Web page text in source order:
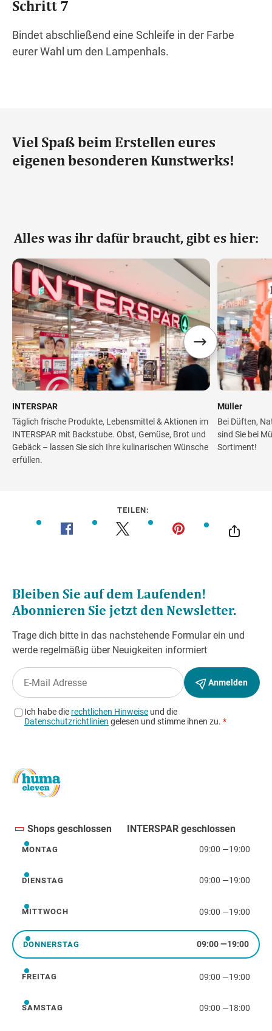
Schritt 7
Bindet abschließend eine Schleife in der Farbe
eurer Wahl um den Lampenhals.
Viel Spaß beim Erstellen eures
eigenen besonderen Kunstwerks!
Alles was ihr dafür braucht, gibt es hier:
INTERSPAR
Täglich frische Produkte, Lebensmittel & Aktionen im
INTERSPAR mit Backstube. Obst, Gemüse, Brot und
Gebäck – lassen Sie sich Ihre kulinarischen Wünsche
erfüllen.
Müller
Bei Düften,
sind Sie bei
Sortiment!
TEILEN:
Shops geschlossen INTERSPAR geschlossen
Montag
MONTAG 09:00 —19:00
Dienstag
DIENSTAG 09:00 —19:00
Mittwoch
MITTWOCH 09:00 —19:00
Donnerstag
DONNERSTAG 09:00—19:00
Freitag
FREITAG 09:00 —19:00
Samstag
SAMSTAG 09:00 —18:00